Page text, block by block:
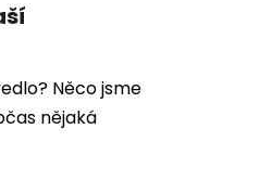
Něco jsme
nějaká